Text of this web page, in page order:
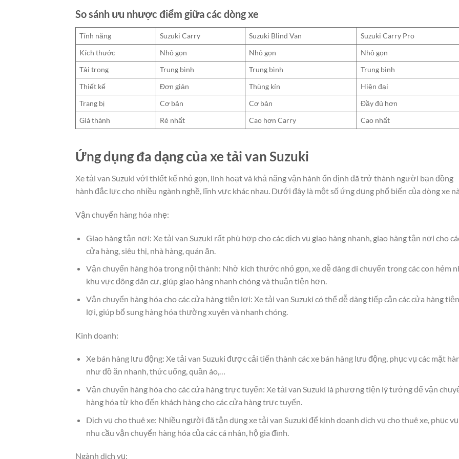
So sánh ưu nhược điểm giữa các dòng xe
Tính năng Suzuki Carry Suzuki Blind Van
Suzuki Carry Pro
Kích thước
Nhỏ gọn Nhỏ gọn
Nhỏ gọn
Tải trọng
Trung bình Trung bình
Trung bình
Thiết kế
Đơn giản Thùng kín
Hiện đại
Trang bị
Cơ bản Cơ bản
Đầy đủ hơn
Giá thành
Rẻ nhất Cao hơn Carry Cao nhất
Ứng dụng đa dạng của xe tải van Suzuki
Xe tải van Suzuki với thiết kế nhỏ gọn, linh hoạt và khả năng vận hành ổn định đã trở thành người bạn đồng
hành đắc lực cho nhiều ngành nghề, lĩnh vực khác nhau. Dưới đây là một số ứng dụng phổ biến của dòng xe
Vận chuyển hàng hóa nhẹ:
Giao hàng tận nơi: Xe tải van Suzuki rất phù hợp cho các dịch vụ giao hàng nhanh, giao hàng tận nơi cho
cửa hàng, siêu thị, nhà hàng, quán ăn.
Vận chuyển hàng hóa trong nội thành: Nhờ kích thước nhỏ gọn, xe dễ dàng di chuyển trong các con hẻm
khu vực đông dân cư, giúp giao hàng nhanh chóng và thuận tiện hơn.
Vận chuyển hàng hóa cho các cửa hàng tiện lợi: Xe tải van Suzuki có thể dễ dàng tiếp cận các cửa hàng tiện
lợi, giúp bổ sung hàng hóa thường xuyên và nhanh chóng.
Kinh doanh:
Xe bán hàng lưu động: Xe tải van Suzuki được cải tiến thành các xe bán hàng lưu động, phục vụ các mặt
như đồ ăn nhanh, thức uống, quần áo,…
Vận chuyển hàng hóa cho các cửa hàng trực tuyến: Xe tải van Suzuki là phương tiện lý tưởng để vận
hàng hóa từ kho đến khách hàng cho các cửa hàng trực tuyến.
Dịch vụ cho thuê xe: Nhiều người đã tận dụng xe tải van Suzuki để kinh doanh dịch vụ cho thuê xe, phục vụ
nhu cầu vận chuyển hàng hóa của các cá nhân, hộ gia đình.
Ngành dịch vụ: